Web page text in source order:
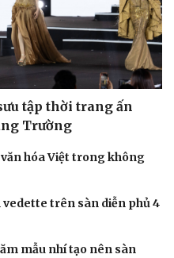
tập thời trang ấn
Trường
hóa Việt trong không
vedette trên sàn diễn phủ 4
mẫu nhí tạo nên sàn